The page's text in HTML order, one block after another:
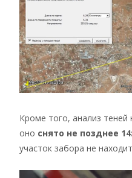
Кроме того, анализ
оно снято не позднее
участок забора не